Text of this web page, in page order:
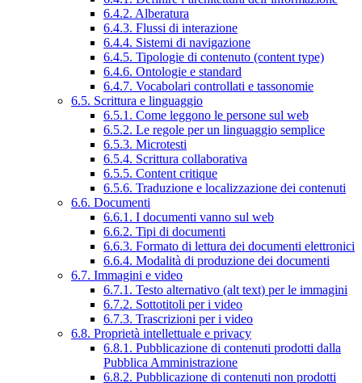
6.4.2. Alberatura
6.4.3. Flussi di interazione
6.4.4. Sistemi di navigazione
6.4.5. Tipologie di contenuto (content type)
6.4.6. Ontologie e standard
6.4.7. Vocabolari controllati e tassonomie
6.5. Scrittura e linguaggio
6.5.1. Come leggono le persone sul web
6.5.2. Le regole per un linguaggio semplice
6.5.3. Microtesti
6.5.4. Scrittura collaborativa
6.5.5. Content critique
6.5.6. Traduzione e localizzazione dei contenuti
6.6. Documenti
6.6.1. I documenti vanno sul web
6.6.2. Tipi di documenti
6.6.3. Formato di lettura dei documenti elettronici
6.6.4. Modalità di produzione dei documenti
6.7. Immagini e video
6.7.1. Testo alternativo (alt text) per le immagini
6.7.2. Sottotitoli per i video
6.7.3. Trascrizioni per i video
6.8. Proprietà intellettuale e privacy
6.8.1. Pubblicazione di contenuti prodotti dalla
Pubblica Amministrazione
6.8.2. Pubblicazione di contenuti non prodotti